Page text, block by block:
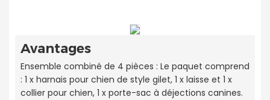
Avantages
Ensemble combiné de 4 pièces : Le paquet comprend
: 1 x harnais pour chien de style gilet, 1 x laisse et 1 x
collier pour chien, 1 x porte-sac à déjections canines.